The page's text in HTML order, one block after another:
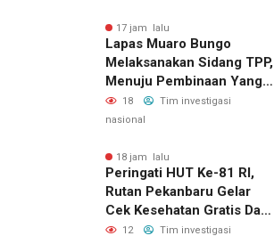
Republik Indonesia Ke-81
17 jam lalu
Lapas Muaro Bungo
Melaksanakan Sidang TPP,
Menuju Pembinaan Yang
Produktif
18
Tim investigasi
nasional
18 jam lalu
Peringati HUT Ke-81 RI,
Rutan Pekanbaru Gelar
Cek Kesehatan Gratis Dan
Bagikan Sembako Kepada
12 Tim investigasi